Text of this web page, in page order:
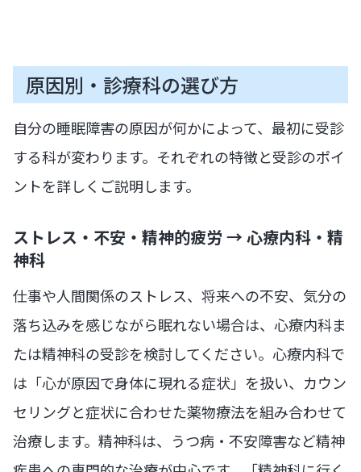
原因別・診療科の選び方
自分の睡眠障害の原因が何かによって、最初に受診
する科が変わります。それぞれの特徴と受診のポイ
ントを詳しくご説明します。
ストレス・不安・精神的疲労 → 心療内科・精
神科
仕事や人間関係のストレス、将来への不安、気分の
落ち込みを感じながら眠れない場合は、心療内科ま
たは精神科の受診を検討してください。心療内科で
は「心が原因で身体に現れる症状」を扱い、カウン
セリングと症状に合わせた薬物療法を組み合わせて
治療します。精神科は、うつ病・不安障害など精神